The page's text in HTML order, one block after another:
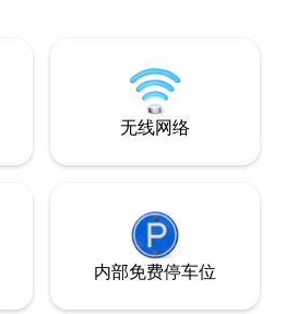
路程。部分水
前廊和花园用餐！
就在Meadowside
无线网络
内部免费停车位